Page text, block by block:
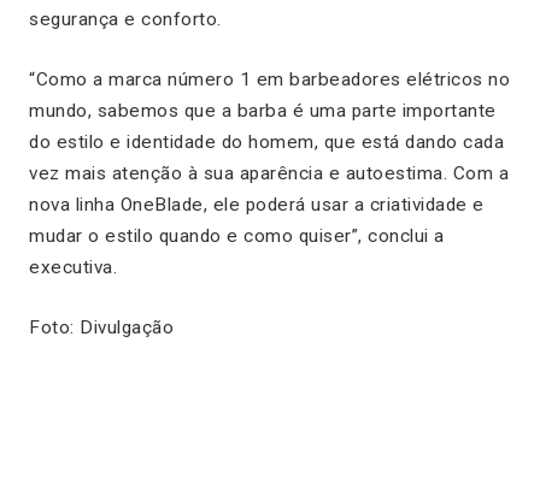
segurança e conforto.
“Como a marca número 1 em barbeadores elétricos no
mundo, sabemos que a barba é uma parte importante
do estilo e identidade do homem, que está dando cada
vez mais atenção à sua aparência e autoestima. Com a
nova linha OneBlade, ele poderá usar a criatividade e
mudar o estilo quando e como quiser”, conclui a
executiva.
Foto: Divulgação